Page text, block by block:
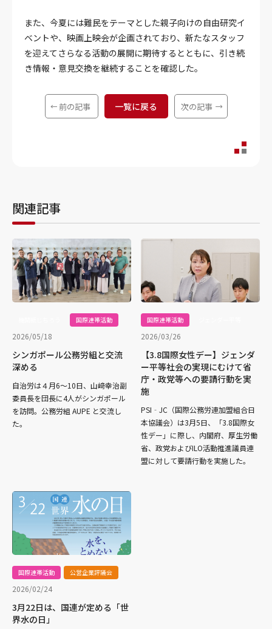
また、今夏には難民をテーマとした親子向けの自由研究イ
ベントや、映画上映会が企画されており、新たなスタッフ
を迎えてさらなる活動の展開に期待するとともに、引き続
き情報・意見交換を継続することを確認した。
前の記事 一覧に戻る 次の記事
関連記事
国際連帯活動
2026/05/18
シンガポール公務労組と交流
深める
自治労は４月6〜10日、山﨑幸治副
委員長を団長に4人がシンガポール
を訪問。公務労組 AUPE と交流し
た。
国際連帯活動
2026/03/26
【3.8国際女性デー】ジェンダ
ー平等社会の実現にむけて省
庁・政党等への要請行動を実
施
PSI‐JC（国際公務労連加盟組合日
本協議会）は3月5日、「3.8国際女
性デー」に際し、内閣府、厚生労働
省、政党およびILO活動推進議員連
盟に対して要請行動を実施した。
国際連帯活動 公営企業評議会
2026/02/24
3月22日は、国連が定める「世
界水の日」